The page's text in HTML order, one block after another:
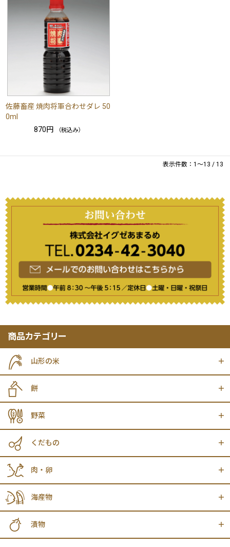
佐藤畜産 焼肉将軍合わせダレ 50
0ml
870円
（税込み）
表示件数：1～13 / 13
商品カテゴリー
山形の米
餅
野菜
くだもの
肉・卵
海産物
漬物